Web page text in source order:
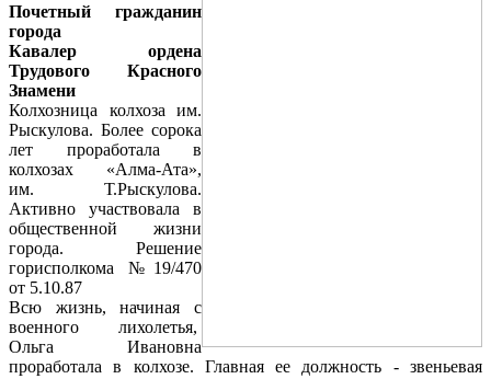
Почетный гражданин
города
Кавалер ордена
Трудового Красного
Знамени
Колхозница колхоза им.
Рыскулова. Более сорока
лет проработала в
колхозах «Алма-Ата»,
им. Т.Рыскулова.
Активно участвовала в
общественной жизни
города. Решение
горисполкома №19/470
от 5.10.87
Всю жизнь, начиная с
военного лихолетья,
Ольга Ивановна
проработала в колхозе. Главная ее должность - звеньевая